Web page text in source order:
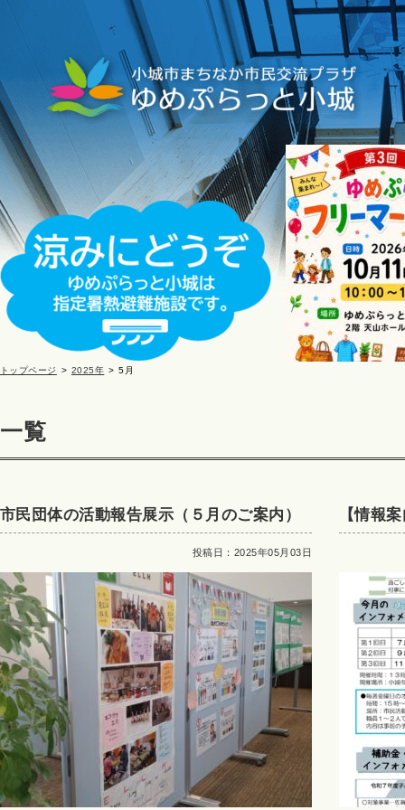
トップページ 2025年 5月
一覧
市民団体の活動報告展示（５月のご案内）
投稿日：2025年05月03日
【情報